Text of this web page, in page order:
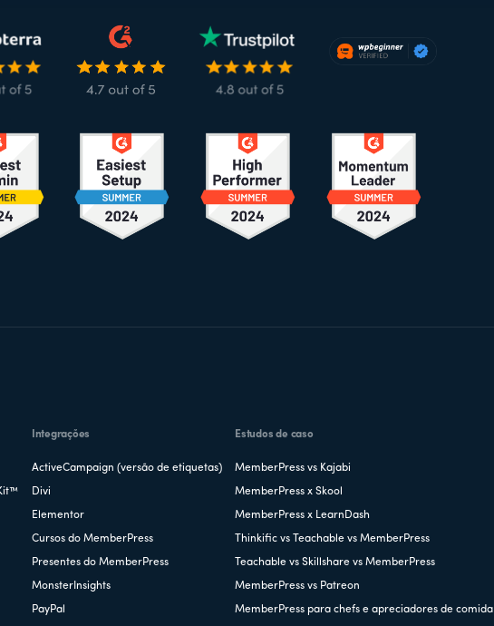
Integrações
ActiveCampaign (versão de etiquetas)
Divi
Elementor
Cursos do MemberPress
Presentes do MemberPress
MonsterInsights
PayPal
Estudos de caso
MemberPress vs Kajabi
MemberPress x Skool
MemberPress x LearnDash
Thinkific vs Teachable vs MemberPress
Teachable vs Skillshare vs MemberPress
MemberPress vs Patreon
MemberPress para chefs e apreciadores de comida